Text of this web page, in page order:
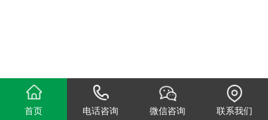
首页 电话咨询 微信咨询 联系我们